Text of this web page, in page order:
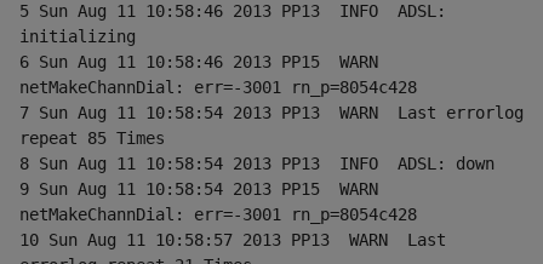
5 Sun Aug 11 10:58:46 2013 PP13  INFO  ADSL:
initializing
6 Sun Aug 11 10:58:46 2013 PP15  WARN
netMakeChannDial: err=-3001 rn_p=8054c428
7 Sun Aug 11 10:58:54 2013 PP13  WARN  Last errorlog
repeat 85 Times
8 Sun Aug 11 10:58:54 2013 PP13  INFO  ADSL: down
9 Sun Aug 11 10:58:54 2013 PP15  WARN
netMakeChannDial: err=-3001 rn_p=8054c428
10 Sun Aug 11 10:58:57 2013 PP13  WARN  Last